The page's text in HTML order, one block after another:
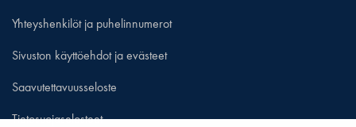
Yhteyshenkilöt ja puhelinnumerot
Sivuston käyttöehdot ja evästeet
Saavutettavuusseloste
Tietosuojaselosteet